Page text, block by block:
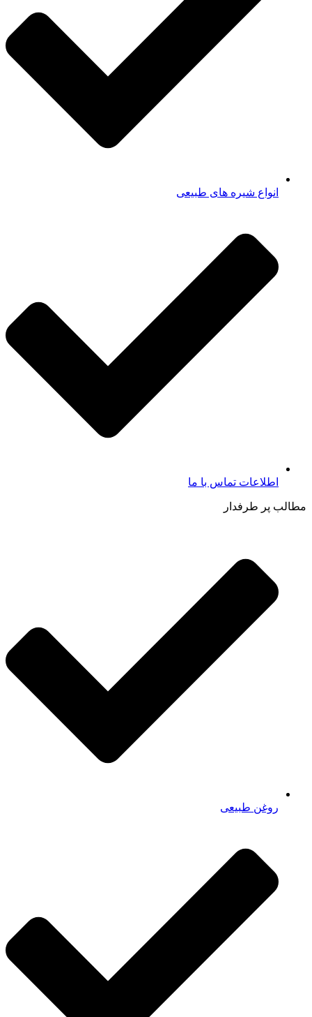
انواع شیره های طبیعی
اطلاعات تماس با ما​
مطالب پر طرفدار
روغن طبیعی